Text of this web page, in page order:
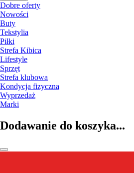
Dobre oferty
Nowości
Buty
Tekstylia
Piłki
Strefa Kibica
Lifestyle
Sprzęt
Strefa klubowa
Kondycja fizyczna
Wyprzedaż
Marki
Dodawanie do koszyka...